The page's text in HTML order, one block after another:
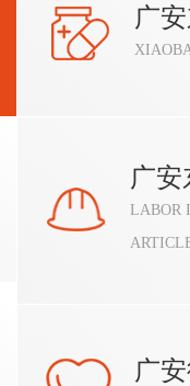
广
广
LABOR
广